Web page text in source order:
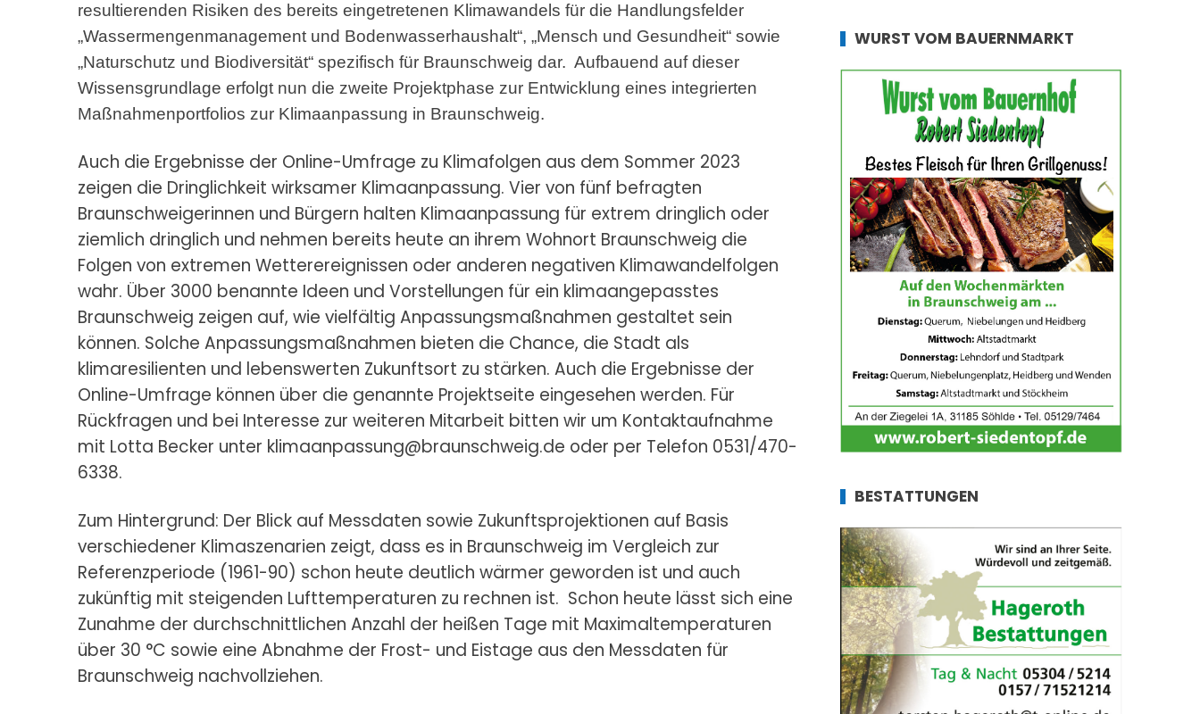
resultierenden Risiken des bereits eingetretenen Klimawandels für die Handlungsfelder
„Wassermengenmanagement und Bodenwasserhaushalt“, „Mensch und Gesundheit“ sowie
„Naturschutz und Biodiversität“ spezifisch für Braunschweig dar. Aufbauend auf dieser
Wissensgrundlage erfolgt nun die zweite Projektphase zur Entwicklung eines integrierten
Maßnahmenportfolios zur Klimaanpassung in Braunschweig.
Auch die Ergebnisse der Online-Umfrage zu Klimafolgen aus dem Sommer 2023
zeigen die Dringlichkeit wirksamer Klimaanpassung. Vier von fünf befragten
Braunschweigerinnen und Bürgern halten Klimaanpassung für extrem dringlich oder
ziemlich dringlich und nehmen bereits heute an ihrem Wohnort Braunschweig die
Folgen von extremen Wetterereignissen oder anderen negativen Klimawandelfolgen
wahr. Über 3000 benannte Ideen und Vorstellungen für ein klimaangepasstes
Braunschweig zeigen auf, wie vielfältig Anpassungsmaßnahmen gestaltet sein
können. Solche Anpassungsmaßnahmen bieten die Chance, die Stadt als
klimaresilienten und lebenswerten Zukunftsort zu stärken. Auch die Ergebnisse der
Online-Umfrage können über die genannte Projektseite eingesehen werden. Für
Rückfragen und bei Interesse zur weiteren Mitarbeit bitten wir um Kontaktaufnahme
mit Lotta Becker unter klimaanpassung@braunschweig.de oder per Telefon 0531/470-
6338.
Zum Hintergrund: Der Blick auf Messdaten sowie Zukunftsprojektionen auf Basis
verschiedener Klimaszenarien zeigt, dass es in Braunschweig im Vergleich zur
Referenzperiode (1961-90) schon heute deutlich wärmer geworden ist und auch
zukünftig mit steigenden Lufttemperaturen zu rechnen ist. Schon heute lässt sich eine
Zunahme der durchschnittlichen Anzahl der heißen Tage mit Maximaltemperaturen
über 30 °C sowie eine Abnahme der Frost- und Eistage aus den Messdaten für
Braunschweig nachvollziehen.
WURST VOM BAUERNMARKT
BESTATTUNGEN